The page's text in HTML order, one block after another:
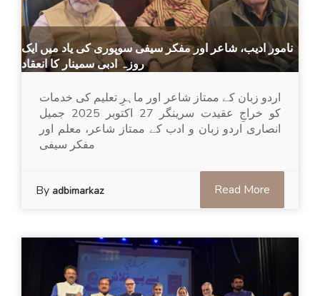
نامور ادیب، شاعر اور مفکر سیفی سوپوری کی یاد میں ایک
روزہ ادبی سمینار کا انعقاد
اردو زبان کے ممتاز شاعر اور ماہرِ تعلیم کی خدمات
کو خراجِ عقیدت سرینگر 27 اکتوبر 2025 جمیل
انصاری اردو زبان و ادب کے ممتاز شاعر، معلم اور
مفکر سیفی
By adbimarkaz Read More